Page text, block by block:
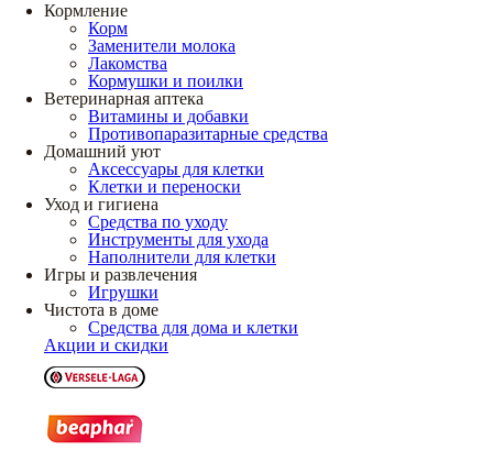
Кормление
Корм
Заменители молока
Лакомства
Кормушки и поилки
Ветеринарная аптека
Витамины и добавки
Противопаразитарные средства
Домашний уют
Аксессуары для клетки
Клетки и переноски
Уход и гигиена
Средства по уходу
Инструменты для ухода
Наполнители для клетки
Игры и развлечения
Игрушки
Чистота в доме
Средства для дома и клетки
Акции и скидки